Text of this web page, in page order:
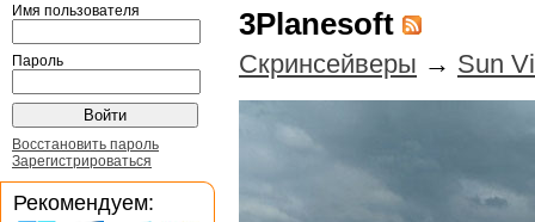
3Planesoft
Скринсейверы → Sun
Имя пользователя
Пароль
Восстановить пароль
Зарегистрироваться
Рекомендуем: